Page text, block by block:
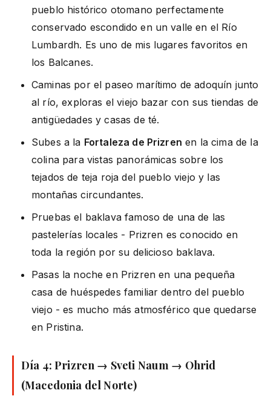
pueblo histórico otomano perfectamente
conservado escondido en un valle en el Río
Lumbardh. Es uno de mis lugares favoritos en
los Balcanes.
Caminas por el paseo marítimo de adoquín junto
al río, exploras el viejo bazar con sus tiendas de
antigüedades y casas de té.
Subes a la Fortaleza de Prizren en la cima de la
colina para vistas panorámicas sobre los
tejados de teja roja del pueblo viejo y las
montañas circundantes.
Pruebas el baklava famoso de una de las
pastelerías locales - Prizren es conocido en
toda la región por su delicioso baklava.
Pasas la noche en Prizren en una pequeña
casa de huéspedes familiar dentro del pueblo
viejo - es mucho más atmosférico que quedarse
en Pristina.
Día 4: Prizren → Sveti Naum → Ohrid
(Macedonia del Norte)